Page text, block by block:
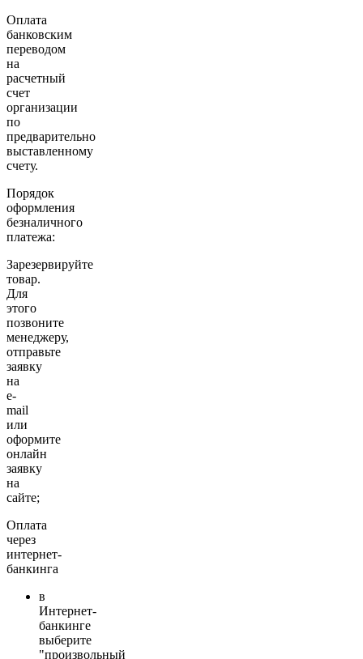
Оплата
банковским
переводом
на
расчетный
счет
организации
по
предварительно
выставленному
счету.
Порядок
оформления
безналичного
платежа:
Зарезервируйте
товар.
Для
этого
позвоните
менеджеру,
отправьте
заявку
на
e-
mail
или
оформите
онлайн
заявку
на
сайте;
Оплата
через
интернет-
банкинга
в
Интернет-
банкинге
выберите
"произвольный